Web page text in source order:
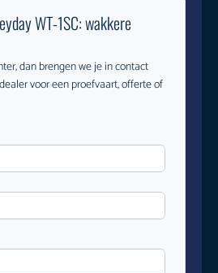
WT-1SC: wakkere
dan brengen we je in contact
voor een proefvaart, offerte of